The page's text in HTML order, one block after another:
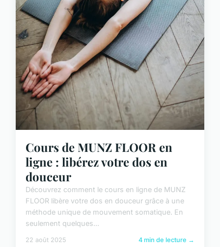
Cours de MUNZ FLOOR en
ligne : libérez votre dos en
douceur
Découvrez comment le cours en ligne de MUNZ
FLOOR libère votre dos en douceur grâce à une
méthode unique de mouvement somatique. En
seulement quelques...
22 août 2025 4 min de lecture →